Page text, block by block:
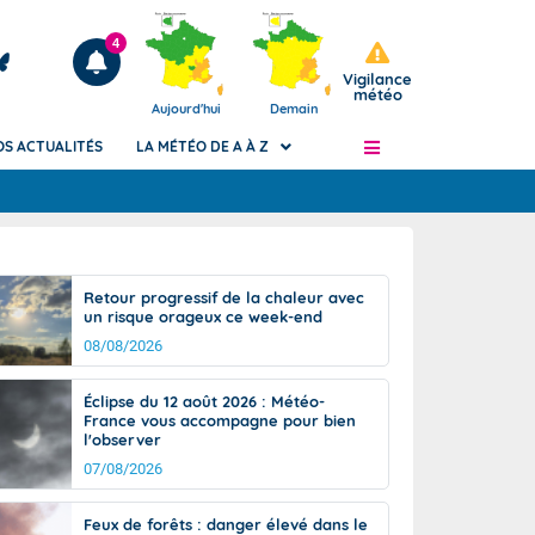
Articles
4
Aujourd'hui Demain
Vigilance
météo
de
Phénomènes dangereux de J+2 à J+7
Avertissement pluies intenses à l'échelle
des communes (Apic)
Bulletins Marine
Bulletins d'estimation du risque
d'avalanche
Météo des forêts
Vigicrues
ACTUALITÉS LA MÉTÉO DE A À Z
Retour progressif de la chaleur avec
un risque orageux ce week-end
08/08/2026
Éclipse du 12 août 2026 : Météo-
France vous accompagne pour bien
l'observer
07/08/2026
Feux de forêts : danger élevé dans le